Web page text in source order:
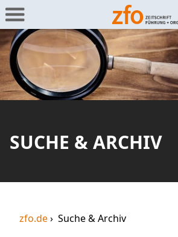
SUCHE & ARCHIV
zfo.de Suche & Archiv